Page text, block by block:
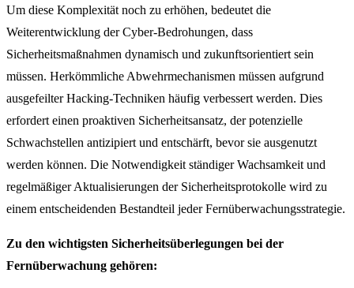
Um diese Komplexität noch zu erhöhen, bedeutet die
Weiterentwicklung der Cyber-Bedrohungen, dass
Sicherheitsmaßnahmen dynamisch und zukunftsorientiert sein
müssen. Herkömmliche Abwehrmechanismen müssen aufgrund
ausgefeilter Hacking-Techniken häufig verbessert werden. Dies
erfordert einen proaktiven Sicherheitsansatz, der potenzielle
Schwachstellen antizipiert und entschärft, bevor sie ausgenutzt
werden können. Die Notwendigkeit ständiger Wachsamkeit und
regelmäßiger Aktualisierungen der Sicherheitsprotokolle wird zu
einem entscheidenden Bestandteil jeder Fernüberwachungsstrategie.
Zu den wichtigsten Sicherheitsüberlegungen bei der
Fernüberwachung gehören: